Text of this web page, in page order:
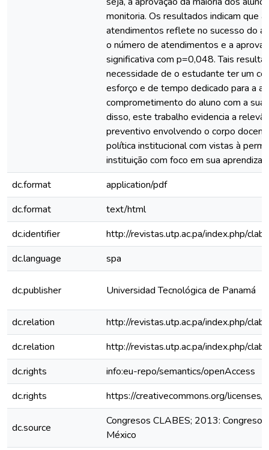
monitoria. Os resultados indicam que
atendimentos reflete no sucesso do
o número de atendimentos e a
significativa com p=0,048. Tais
necessidade de o estudante ter um
esforço e de tempo dedicado para a
comprometimento do aluno com a sua
disso, este trabalho evidencia a
preventivo envolvendo o corpo
política institucional com vistas à
instituição com foco em sua
dc.format
application/pdf
dc.format
text/html
dc.identifier
http://revistas.utp.ac.pa/index.php/
dc.language
spa
dc.publisher Universidad Tecnológica de Panamá
dc.relation
http://revistas.utp.ac.pa/index.php/
dc.relation
http://revistas.utp.ac.pa/index.php/
dc.rights
info:eu-repo/semantics/openAccess
dc.rights
https://creativecommons.org/
dc.source
Congresos CLABES; 2013: Congreso
México